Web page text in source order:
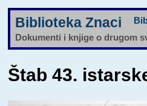
Biblioteka Znaci
Dokumenti i knjige o drugom
Štab 43.